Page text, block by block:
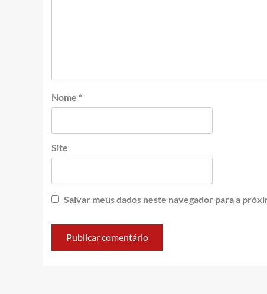
Nome *
Site
Salvar meus dados neste navegador para a